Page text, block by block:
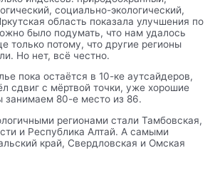
социально-экологический,
область показала улучшения по
было подумать, что нам удалось
только потому, что другие регионы
Но нет, всё честно.
пока остаётся в 10-ке аутсайдеров,
сдвиг с мёртвой точки, уже хорошие
занимаем 80-е место из 86.
регионами стали Тамбовская,
и Республика Алтай. А самыми
край, Свердловская и Омская